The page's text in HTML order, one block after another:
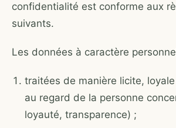
confidentialité est conforme aux
suivants.
Les données à caractère
traitées de manière licite,
au regard de la personne
loyauté, transparence) ;